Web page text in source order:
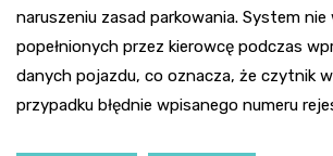
naruszeniu zasad parkowania. System nie
popełnionych przez kierowcę podczas
danych pojazdu, co oznacza, że czytnik
przypadku błędnie wpisanego numeru